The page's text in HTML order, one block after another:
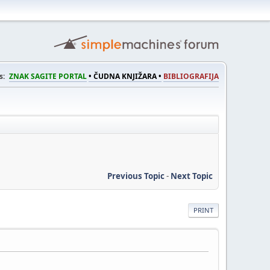
ZNAK SAGITE PORTAL• ČUDNA KNJIŽARA • BIBLIOGRAFIJA
Previous Topic- Next Topic
PRINT